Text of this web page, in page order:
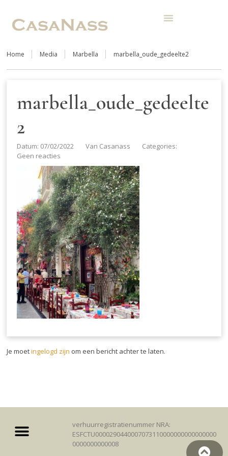
Home Media Marbella marbella_oude_gedeelte2
marbella_oude_gedeelte
2
Datum: 07/02/2022 Van Casanass
Categories:
Geen reacties
Je moetingelogd zijn om een bericht achter te laten.
verhuurregistratienummer NRA:
ESFCTU0000290440007073110000000000000000
0000000000008